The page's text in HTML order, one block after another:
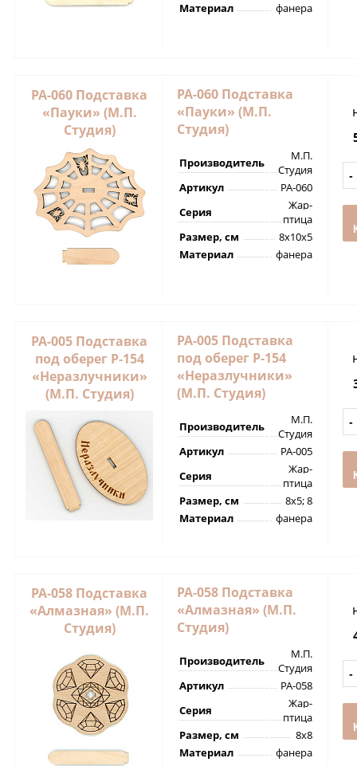
Материал
фанера
РА-060 Подставка
«Пауки» (М.П.
Студия)
РА-060 Подставка
«Пауки» (М.П.
Студия)
Производитель
М.П.
Студия
Артикул
РА-060
Серия
Жар-
птица
Размер, см
8х10х5
Материал
фанера
РА-005 Подставка
под оберег Р-154
«Неразлучники»
(М.П. Студия)
РА-005 Подставка
под оберег Р-154
«Неразлучники»
(М.П. Студия)
Производитель
М.П.
Студия
Артикул
РА-005
Серия
Жар-
птица
Размер, см
8х5; 8
Материал
фанера
РА-058 Подставка
«Алмазная» (М.П.
Студия)
РА-058 Подставка
«Алмазная» (М.П.
Студия)
Производитель
М.П.
Студия
Артикул
РА-058
Серия
Жар-
птица
Размер, см
8х8
Материал
фанера